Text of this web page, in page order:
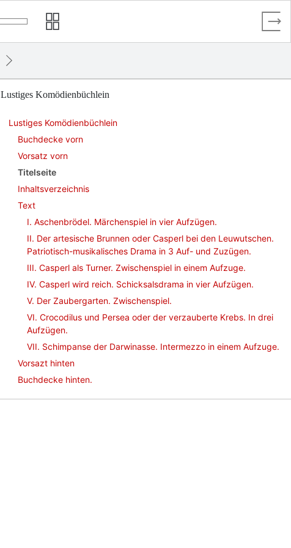
Lustiges Komödienbüchlein
Lustiges Komödienbüchlein
Buchdecke vorn
Vorsatz vorn
Titelseite
Inhaltsverzeichnis
Text
I. Aschenbrödel. Märchenspiel in vier Aufzügen.
II. Der artesische Brunnen oder Casperl bei den Leuwutschen.
Patriotisch-musikalisches Drama in 3 Auf- und Zuzügen.
III. Casperl als Turner. Zwischenspiel in einem Aufzuge.
IV. Casperl wird reich. Schicksalsdrama in vier Aufzügen.
V. Der Zaubergarten. Zwischenspiel.
VI. Crocodilus und Persea oder der verzauberte Krebs. In drei
Aufzügen.
VII. Schimpanse der Darwinasse. Intermezzo in einem Aufzuge.
Vorsazt hinten
Buchdecke hinten.